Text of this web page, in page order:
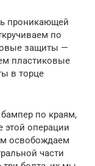
проникающей
по
защиты —
пластиковые
в торце
по краям,
этой операции
освобождаем
части